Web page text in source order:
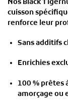
Nos Black
cuisson
renforce leur
Sans additifs
Enrichies
100 % prêtes
amorçage ou